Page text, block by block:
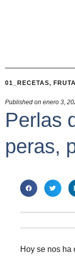
01_RECETAS,
Published on enero 3,
Perlas
peras,
Hoy se nos ha